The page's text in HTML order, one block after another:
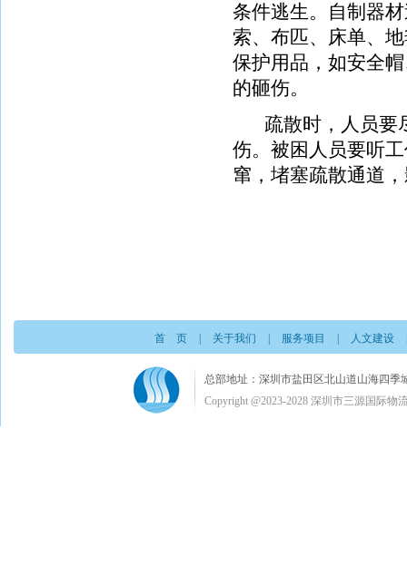
条件逃生。自制器
索、布匹、床单、
保护用品，如安全
的砸伤。
疏散时，人员要
伤。被困人员要听
窜，堵塞疏散通道
首 页 关于我们 服务项目 人文建设
总部地址：深圳市盐田区北山道山海四季
Copyright @2023-2028 深圳市三源国际物